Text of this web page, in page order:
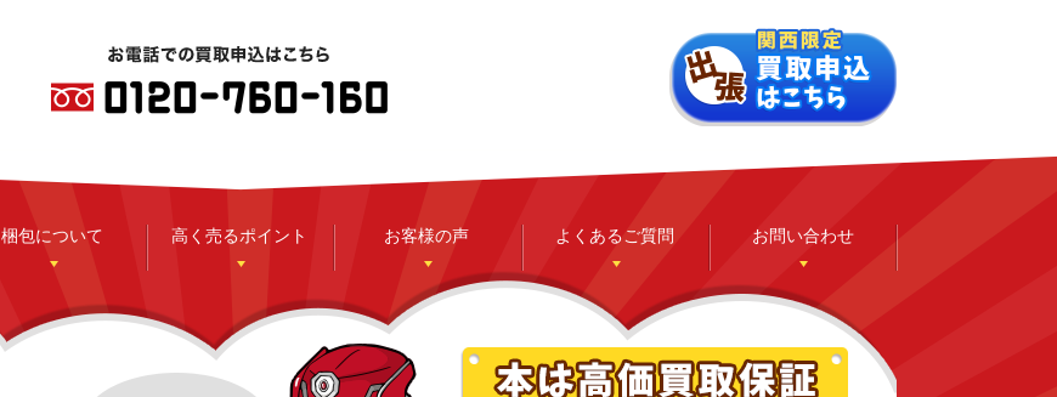
梱包について 高く売るポイント お客様の声 よくあるご質問 お問い合わせ